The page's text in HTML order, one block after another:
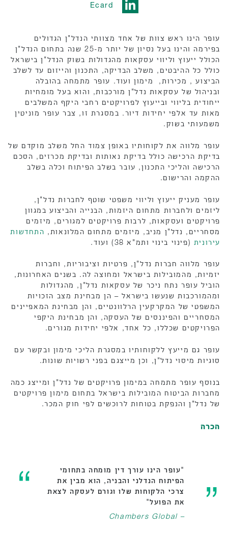
Ecard
עופר הינו ראש צוות של אחד מצוותי הנדל"ן הגדולים
בפירמה והינו בעל נסיון של יותר מ-25 שנה בתחום הנדל"ן
הכולל ייעוץ וליווי עסקאות מהגדולות בשוק הנדל"ן בישראל
כולל כל ההיבטים, משלב הבדיקה, התכנון והייזום עד לשלב
הביצוע , מכירות, מימון ועוד. עופר מתמחה בהובלה
ובניהול של עסקאות נדל"ן מורכבות, והוא בעל מומחיות
ייחודית בליווי ובייעוץ לפרויקטים רחבי היקף המשלבים
מאות עד אלפי יחידות דיור. במסגרת זו, צבר עופר מוניטין
משמעותי בשוק.
עופר מלווה את לקוחותיו באופן צמוד החל משלב מוקדם של
בדיקת הרכישה כולל בדיקת נאותות ובדיקת מכרזים, הסכם
הרכישה והליכי התכנון, עובר בשלב הפיתוח וכלה בשלב
ההקמה והרישום.
עופר מעניק ייעוץ וליווי משפטי שוטף לחברות נדל"ן,
ליזמים ולחברות מתחום היזמות, הבנייה והביצוע במגוון
פרויקטים ועסקאות, לרבות פרויקטים למגורים, מיזמים
מסחריים, נדל"ן מניב, מיזמים מתחום המלונאות, התחדשות
עירונית (פינוי בינוי ותמ"א 38) ועוד.
עופר מלווה חברות נדל"ן, פרטיות וציבוריות, וחברות
יזמיות, מהמובילות בישראל ומחוצה לה. בשנים האחרונות,
הוביל עופר נתח ניכר של עסקאות נדל"ן, מהגדולות
ומהמורכבות שנעשו בישראל – הן מבחינת מצב הזכויות
המשפטי של המקרקעין הרלוונטיים, והן מבחינת המאפיינים
המסחריים והפיננסים של העסקה, והן מבחינת היקפי
הפרויקטים שכללו, כל אחד, אלפי יחידות מגורים.
עופר גם מייעץ ללקוחותיו במסגרת הליכי מימון ובקשר עם
סוגיות מיסוי נדל"ן, וכן מייצגם בפני רשויות שונות.
בנוסף עופר מתמחה במימון פרויקטים של נדל"ן ומייצג כמה
מחברות הביטוח המובילות בישראל בתחום מימון פרויקטים
של נדל"ן והנפקת בטוחות לרוכשים לפי חוק המכר.
הכרה
"עופר הינו עורך דין מומחה בתחומי
הפיתוח הנדלני והבניה, הוא מבין את
צרכי הלקוחות שלו וגורם לעסקה לצאת
את הפועל"
– Chambers Global